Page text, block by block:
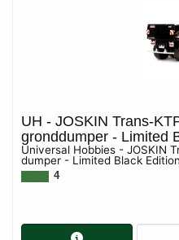
UH - JOSKIN Trans-
gronddumper - Limited
Universal Hobbies - JOSKIN
dumper - Limited Black
4